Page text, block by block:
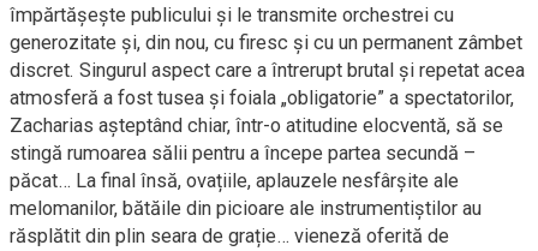
împărtășește publicului și le transmite orchestrei cu
generozitate și, din nou, cu firesc și cu un permanent zâmbet
discret. Singurul aspect care a întrerupt brutal și repetat acea
atmosferă a fost tusea și foiala „obligatorie” a spectatorilor,
Zacharias așteptând chiar, într-o atitudine elocventă, să se
stingă rumoarea sălii pentru a începe partea secundă –
păcat… La final însă, ovațiile, aplauzele nesfârșite ale
melomanilor, bătăile din picioare ale instrumentiștilor au
răsplătit din plin seara de grație… vieneză oferită de